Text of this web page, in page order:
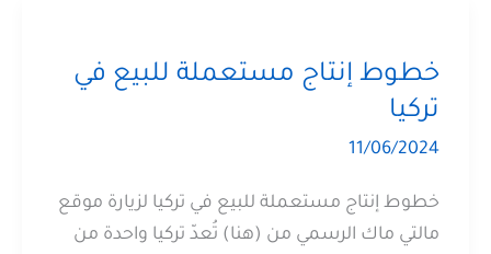
خطوط إنتاج مستعملة للبيع في
تركيا
11/06/2024
خطوط إنتاج مستعملة للبيع في تركيا لزيارة موقع
مالتي ماك الرسمي من (هنا) تُعدّ تركيا واحدة من